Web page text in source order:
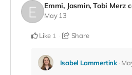
Emmi, Jasmin, Tobi Merz
May 13
Like 1 Share
Isabel Lammertink